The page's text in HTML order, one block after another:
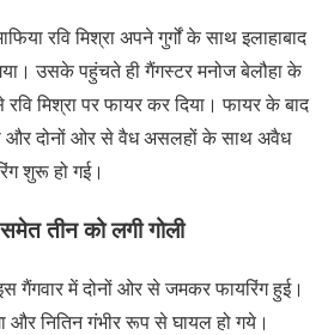
रवि मिश्रा अपने गुर्गों के साथ इलाहाबाद
उसके पहुंचते ही गैंगस्टर मनोज बेलौहा के
मिश्रा पर फायर कर दिया। फायर के बाद
और दोनों ओर से वैध असलहों के साथ अवैध
शुरू हो गई।
तीन को लगी गोली
गैंगवार में दोनों ओर से जमकर फायरिंग हुई।
और नितिन गंभीर रूप से घायल हो गये।